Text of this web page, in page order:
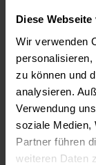
Diese
Wir verwenden
zu können und
analysieren.
Verwendung
soziale Medien,
Partner führen
weiteren Daten